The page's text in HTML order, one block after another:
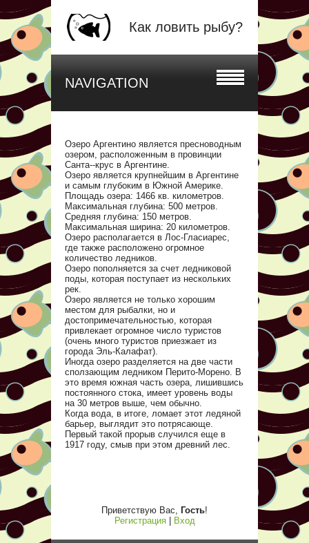
Как ловить рыбу?
NAVIGATION
Озеро Аргентино является пресноводным
озером, расположенным в провинции
Санта--крус в Аргентине.
Озеро является крупнейшим в Аргентине
и самым глубоким в Южной Америке.
Площадь озера: 1466 кв. километров.
Максимальная глубина: 500 метров.
Средняя глубина: 150 метров.
Максимальная ширина: 20 километров.
Озеро располагается в Лос-Гласиарес,
где также расположено огромное
количество ледников.
Озеро пополняется за счет ледниковой
поды, которая поступает из нескольких
рек.
Озеро является не только хорошим
местом для рыбалки, но и
достопримечательностью, которая
привлекает огромное число туристов
(очень много туристов приезжает из
города Эль-Калафат).
Иногда озеро разделяется на две части
сползающим ледником Перито-Морено. В
это время южная часть озера, лишившись
постоянного стока, имеет уровень воды
на 30 метров выше, чем обычно.
Когда вода, в итоге, ломает этот ледяной
барьер, выглядит это потрясающе.
Первый такой прорыв случился еще в
1917 году, смыв при этом древний лес.
Приветствую Вас, Гость!
Регистрация| Вход